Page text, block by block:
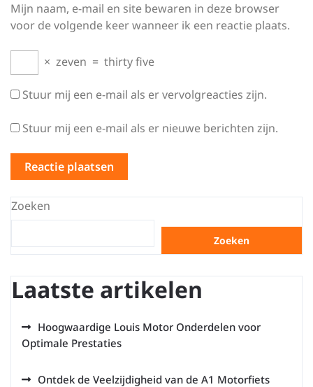
Mijn naam, e-mail en site bewaren in deze browser
voor de volgende keer wanneer ik een reactie plaats.
× zeven = thirty five
Stuur mij een e-mail als er vervolgreacties zijn.
Stuur mij een e-mail als er nieuwe berichten zijn.
Zoeken
Zoeken
Laatste artikelen
Hoogwaardige Louis Motor Onderdelen voor
Optimale Prestaties
Ontdek de Veelzijdigheid van de A1 Motorfiets